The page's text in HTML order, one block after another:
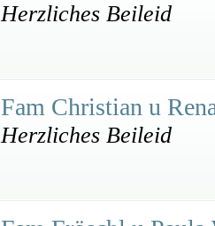
Herzliches Beileid
Fam Christian u
Herzliches Beileid